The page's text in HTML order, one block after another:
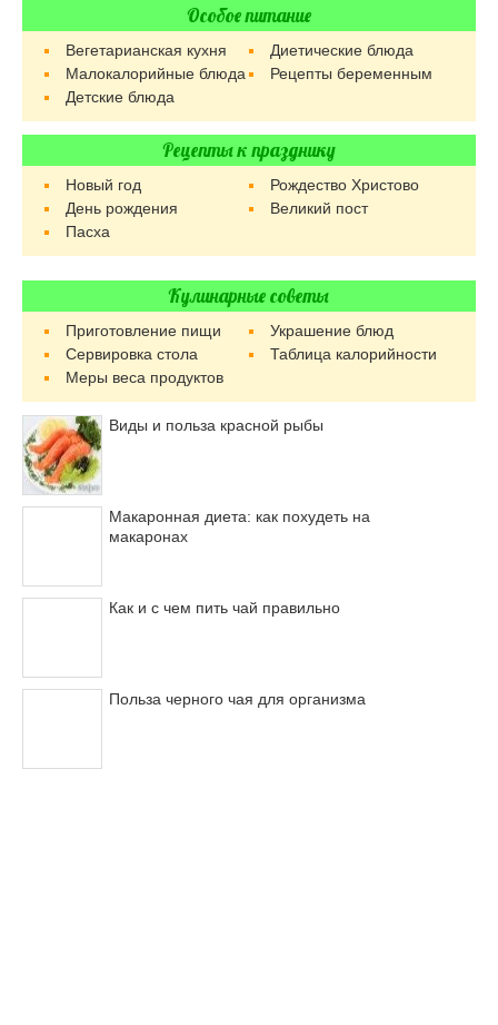
Особое питание
Вегетарианская кухня
Диетические блюда
Малокалорийные блюда
Рецепты беременным
Детские блюда
Рецепты к празднику
Новый год
Рождество Христово
День рождения
Великий пост
Пасха
Кулинарные советы
Приготовление пищи
Украшение блюд
Сервировка стола
Таблица калорийности
Меры веса продуктов
Виды и польза красной рыбы
Макаронная диета: как похудеть на
макаронах
Как и с чем пить чай правильно
Польза черного чая для организма